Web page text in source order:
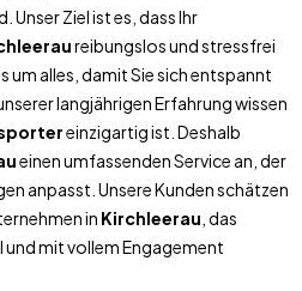
Ziel ist es, dass Ihr
reibungslos und stressfrei
um alles, damit Sie sich entspannt
langjährigen Erfahrung wissen
einzigartig ist. Deshalb
einen umfassenden Service an, der
anpasst. Unsere Kunden schätzen
in Kirchleerau , das
mit vollem Engagement